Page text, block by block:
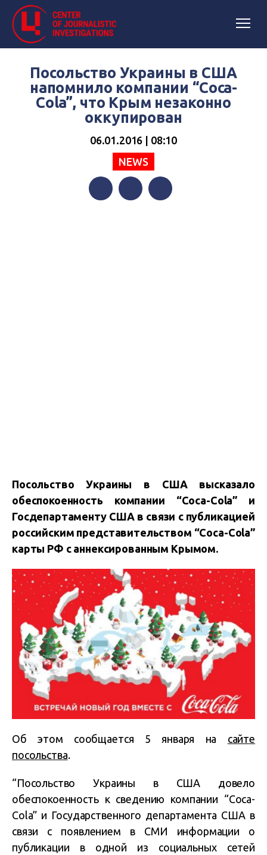
Посольство Украины в США
напомнило компании “Coca-
Cola”, что Крым незаконно
оккупирован
06.01.2016 | 08:10
NEWS
Посольство Украины в США высказало
обеспокоенность компании “Coca-Cola” и
Госдепартаменту США в связи с публикацией
российским представительством “Coca-Cola”
карты РФ с аннексированным Крымом.
Об этом сообщается 5 января на сайте
посольства.
“Посольство Украины в США довело
обеспокоенность к сведению компании “Coca-
Cola” и Государственного департамента США в
связи с появлением в СМИ информации о
публикации в одной из социальных сетей